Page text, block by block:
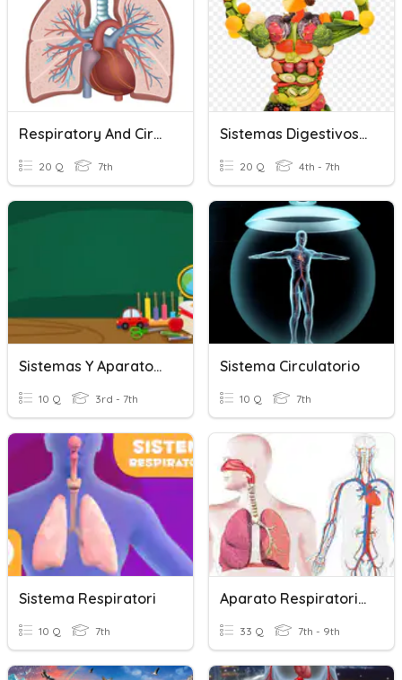
Respiratory And Circulatory System
20 Q 7th
Sistemas Digestivos Y Respiratorio
20 Q 4th - 7th
Sistemas Y Aparatos Del Cuerpo
10 Q 3rd - 7th
Sistema Circulatorio
10 Q 7th
Sistema Respiratori
10 Q 7th
Aparato Respiratorio, Circulatorio Y Excretor
33 Q 7th - 9th